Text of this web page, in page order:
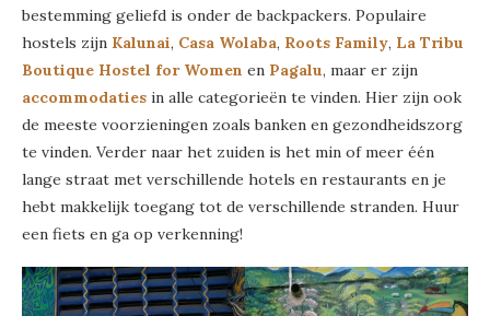
bestemming geliefd is onder de backpackers. Populaire
hostels zijn Kalunai, Casa Wolaba, Roots Family, La Tribu
Boutique Hostel for Women en Pagalu, maar er zijn
accommodaties in alle categorieën te vinden. Hier zijn ook
de meeste voorzieningen zoals banken en gezondheidszorg
te vinden. Verder naar het zuiden is het min of meer één
lange straat met verschillende hotels en restaurants en je
hebt makkelijk toegang tot de verschillende stranden. Huur
een fiets en ga op verkenning!